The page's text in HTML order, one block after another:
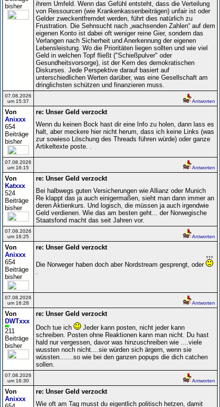
bisher
ihrem Umfeld. Wenn das Gefühl entsteht, dass die Verteilung
von Ressourcen (wie Krankenkassenbeiträgen) unfair ist oder
Gelder zweckentfremdet werden, führt dies natürlich zu
Frustration. Die Sehnsucht nach „wachsenden Zahlen“ auf dem
eigenen Konto ist dabei oft weniger reine Gier, sondern das
Verlangen nach Sicherheit und Anerkennung der eigenen
Lebensleistung. Wo die Prioritäten liegen sollten und wie viel
Geld in welchen Topf fließt ("Schießpulver" oder
Gesundheitsvorsorge), ist der Kern des demokratischen
Diskurses. Jede Perspektive darauf basiert auf
unterschiedlichen Werten darüber, was eine Gesellschaft am
dringlichsten schützen und finanzieren muss.
07.08.2026
um 15:37
Antworten
Von
Anixxx
654
Beiträge
bisher
re: Unser Geld verzockt
Wenn du keinen Bock hast dir eine Info zu holen, dann lass es
halt, aber meckere hier nicht herum, dass ich keine Links (was
zur sowieso Löschung des Threads führen würde) oder ganze
Artikeltexte poste. .
07.08.2026
um 16:15
Antworten
Von
Katxxx
524
Beiträge
bisher
re: Unser Geld verzockt
Bei halbwegs guten Versicherungen wie Allianz oder Munich
Re klappt das ja auch einigermaßen, sieht man dann immer an
deren Aktienkurs. Und logisch, die müssen ja auch irgendwie
Geld verdienen. Wie das am besten geht... der Norwegische
Staatsfond macht das seit Jahren vor.
07.08.2026
um 16:25
Antworten
Von
Anixxx
654
Beiträge
bisher
re: Unser Geld verzockt
Die Norweger haben doch aber Nordstream gesprengt, oder
07.08.2026
um 16:28
Antworten
Von
DWTxxx
211
Beiträge
bisher
re: Unser Geld verzockt
Doch tue ich
Jeder kann posten, nicht jeder kann
schreiben. Posten ohne Reaktionen kann man nicht. Du hast
hald nur vergessen, davor was hinzuschreiben wie ....viele
wussten noch nicht....sie würden sich ärgern, wenn sie
wüssten.......so wie bei den ganzen popups die dich catchen
sollen.
07.08.2026
um 16:30
Antworten
Von
Anixxx
re: Unser Geld verzockt
Wie oft am Tag musst du eigentlich politisch hetzen, damit